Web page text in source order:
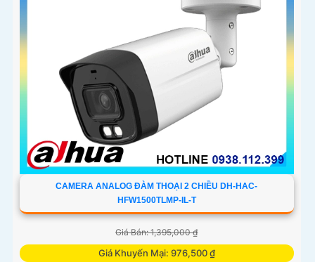
CAMERA ANALOG ĐÀM THOẠI 2 CHIỀU DH-HAC-
HFW1500TLMP-IL-T
Giá Bán: 1,395,000 ₫
Giá Khuyến Mại: 976,500 ₫